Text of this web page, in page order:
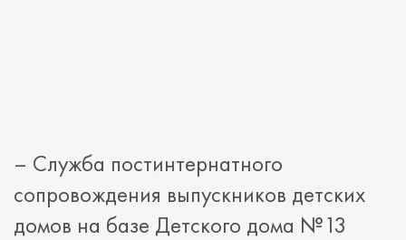
– Служба постинтернатного
сопровождения выпускников детских
домов на базе Детского дома №13